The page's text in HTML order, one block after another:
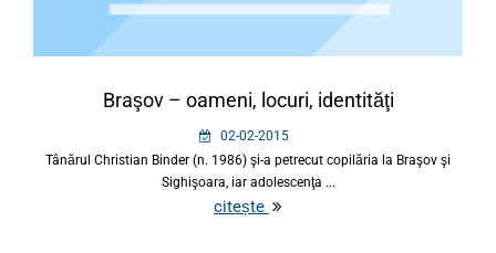
Braşov – oameni, locuri, identităţi
02-02-2015
Tânărul Christian Binder (n. 1986) şi-a petrecut copilăria la Braşov şi
Sighişoara, iar adolescenţa ...
citește